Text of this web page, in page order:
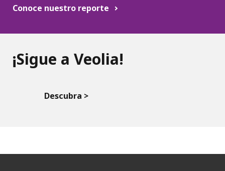
Conoce nuestro reporte
¡Sigue a Veolia!
Descubra >